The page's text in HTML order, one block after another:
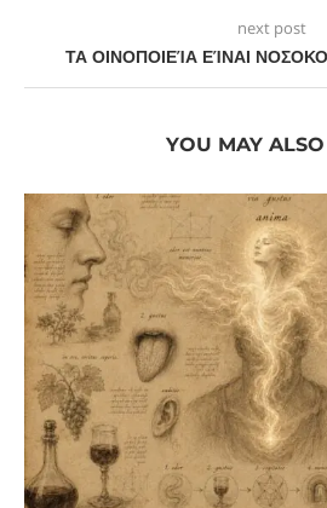
next post
ΤΑ ΟΙΝΟΠΟΙΕΊΑ ΕΊΝΑΙ
YOU MAY